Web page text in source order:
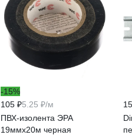
-15%
105 ₽5.25 ₽/м
ПВХ-изолента ЭРА
19ммх20м черная